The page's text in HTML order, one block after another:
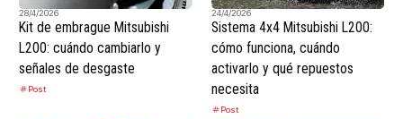
28/4/2026
Kit de embrague Mitsubishi
L200: cuándo cambiarlo y
señales de desgaste
Post
24/4/2026
Sistema 4x4 Mitsubishi L200:
cómo funciona, cuándo
activarlo y qué repuestos
necesita
Post